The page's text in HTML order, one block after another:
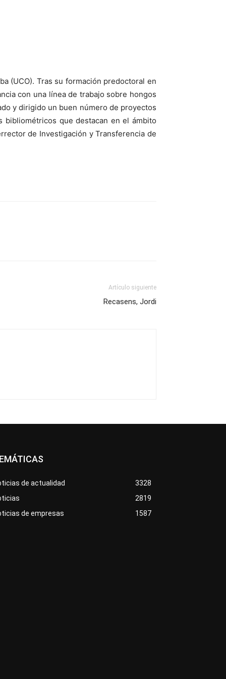
(UCO). Tras su formación predoctoral en
con una línea de trabajo sobre hongos
y dirigido un buen número de proyectos
bibliométricos que destacan en el ámbito
de Investigación y Transferencia de
Artículo siguiente
Recasens, Jordi
de actualidad
3328
2819
de empresas
1587